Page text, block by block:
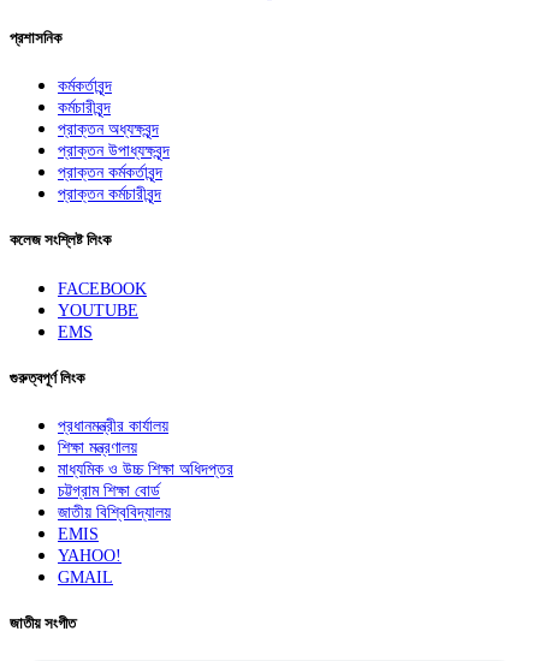
প্রশাসনিক
কর্মকর্তাবৃন্দ
কর্মচারীবৃন্দ
প্রাক্তন অধ্যক্ষবৃন্দ
প্রাক্তন উপাধ্যক্ষবৃন্দ
প্রাক্তন কর্মকর্তাবৃন্দ
প্রাক্তন কর্মচারীবৃন্দ
কলেজ সংশ্লিষ্ট লিংক
FACEBOOK
YOUTUBE
EMS
গুরুত্বপূর্ণ লিংক
প্রধানমন্ত্রীর কার্যালয়
শিক্ষা মন্ত্রণালয়
মাধ্যমিক ও উচ্চ শিক্ষা অধিদপ্তর
চট্টগ্রাম শিক্ষা বোর্ড
জাতীয় বিশ্বিবিদ্যালয়
EMIS
YAHOO!
GMAIL
জাতীয় সংগীত